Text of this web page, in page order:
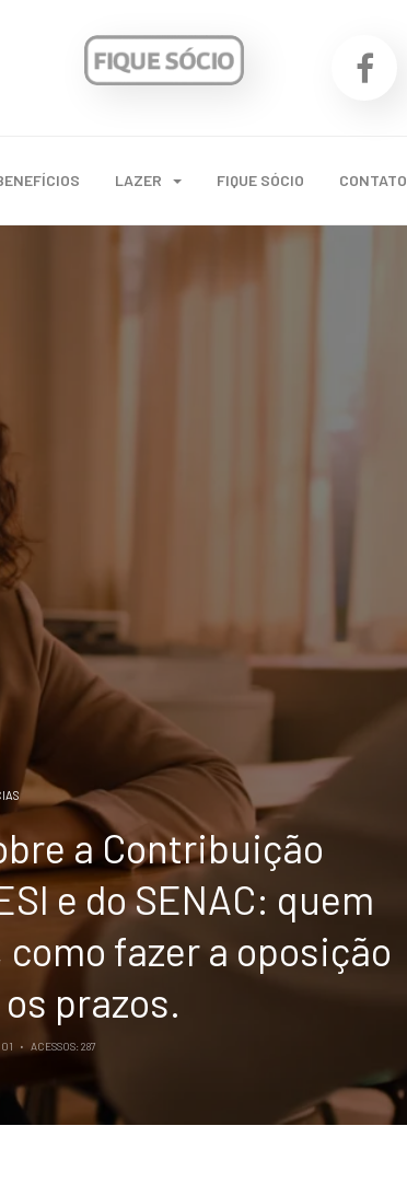
LAZER FIQUE SÓCIO CONTATO
a Contribuição
e do SENAC: quem
fazer a oposição
prazos.
ACESSOS: 287